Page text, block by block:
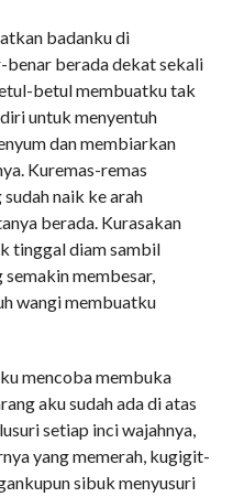
badanku di
benar berada dekat sekali
betul membuatku tak
untuk menyentuh
dan membiarkan
Kuremas-remas
naik ke arah
berada. Kurasakan
tinggal diam sambil
membesar,
wangi membuatku
mencoba membuka
aku sudah ada di atas
setiap inci wajahnya,
yang memerah, kugigit-
sibuk menyusuri